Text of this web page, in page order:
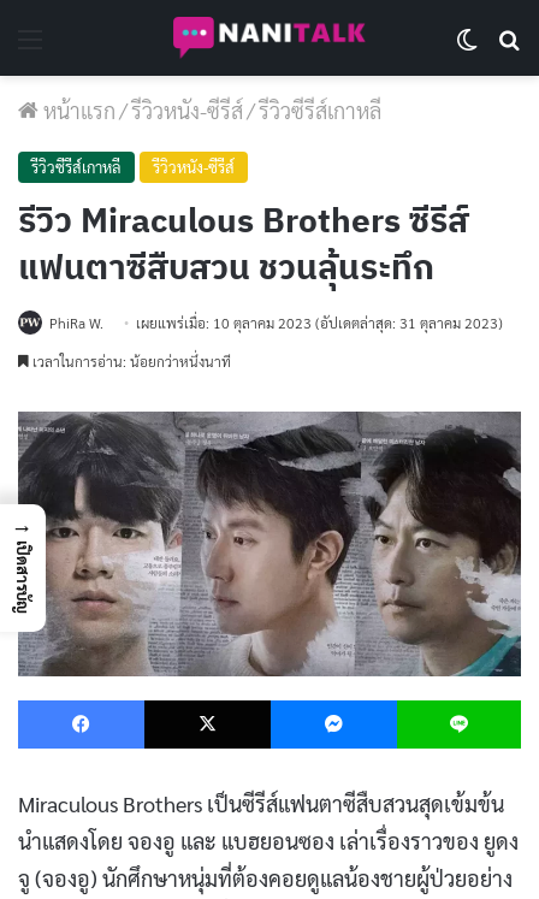
หน้าแรก/รีวิวหนัง-ซีรีส์/รีวิวซีรีส์เกาหลี
รีวิวซีรีส์เกาหลี รีวิวหนัง-ซีรีส์
รีวิว Miraculous Brothers ซีรีส์
แฟนตาซีสืบสวน ชวนลุ้นระทึก
PhiRa W. เผยแพร่เมื่อ: 10 ตุลาคม 2023 (อัปเดตล่าสุด: 31 ตุลาคม 2023)
เวลาในการอ่าน: น้อยกว่าหนึ่งนาที
Facebook X Messenger
Miraculous Brothers เป็นซีรีส์แฟนตาซีสืบสวนสุดเข้มข้น
นำแสดงโดย จองอู และ แบฮยอนซอง เล่าเรื่องราวของ ยูดง
จู (จองอู) นักศึกษาหนุ่มที่ต้องคอยดูแลน้องชายผู้ป่วยอย่าง
→
เปิดสารบัญ